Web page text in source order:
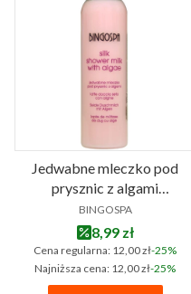
Jedwabne mleczko pod
prysznic z algami
BINGOSPA
PRODUCENT
BINGOSPA
Cena promocyjna
8,99 zł
Cena regularna: 12,00 zł-25%
Najniższa cena: 12,00 zł-25%